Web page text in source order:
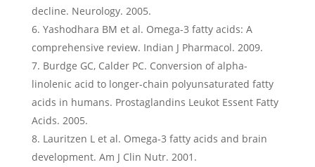
decline. Neurology. 2005.
Yashodhara BM et al. Omega-3 fatty acids: A
comprehensive review. Indian J Pharmacol. 2009.
Burdge GC, Calder PC. Conversion of alpha-
linolenic acid to longer-chain polyunsaturated fatty
acids in humans. Prostaglandins Leukot Essent Fatty
Acids. 2005.
Lauritzen L et al. Omega-3 fatty acids and brain
development. Am J Clin Nutr. 2001.